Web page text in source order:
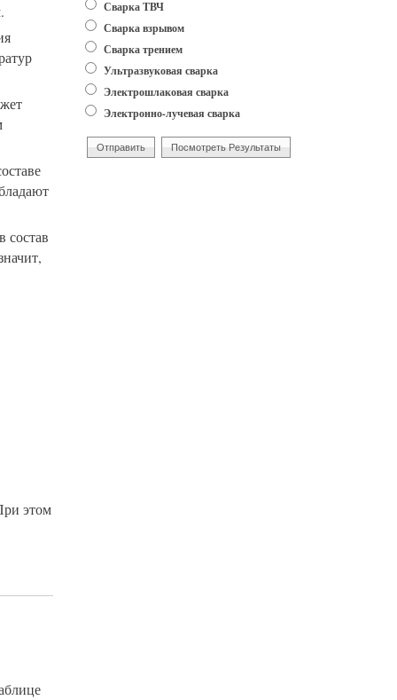
состав
этом
Сварка ТВЧ
Сварка взрывом
Сварка трением
Ультразвуковая сварка
Электрошлаковая сварка
Электронно-лучевая сварка